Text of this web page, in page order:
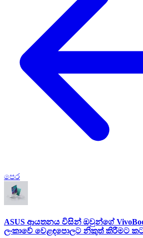
පෙර
ASUS ආයතනය විසින් ඔවුන්ගේ VivoBook
ලංකාවේ වෙළඳපොලට නිකුත් කිරීමට